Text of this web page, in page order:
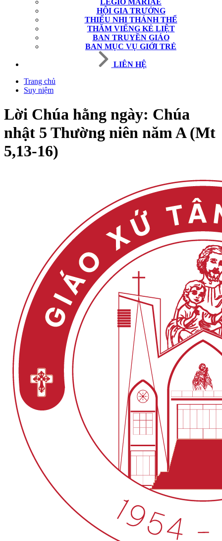
LEGIO MARIAE
HỘI GIA TRƯỞNG
THIẾU NHI THÁNH THỂ
THĂM VIẾNG KẺ LIỆT
BAN TRUYỀN GIÁO
BAN MỤC VỤ GIỚI TRẺ
LIÊN HỆ
Trang chủ
Suy niệm
Lời Chúa hằng ngày: Chúa
nhật 5 Thường niên năm A (Mt
5,13-16)